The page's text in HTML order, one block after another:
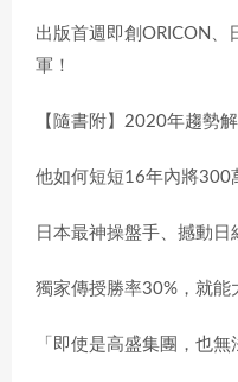
出版首週即創ORICON、
軍！
【隨書附】2020年趨勢
他如何短短16年內將300
日本最神操盤手、撼動日
獨家傳授勝率30%，就能
「即使是高盛集團，也